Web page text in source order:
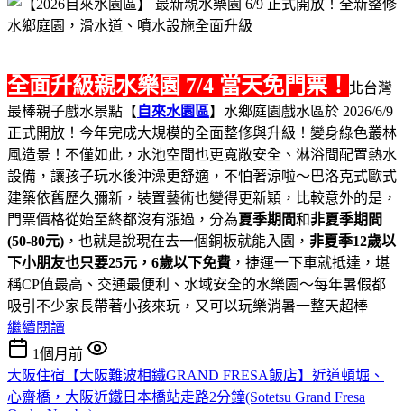
全面升級親水樂園 7/4 當天免門票！ 北台灣
最棒親子戲水景點【 自來水園區】水鄉庭園戲水區於 2026/6/9
正式開放！今年完成大規模的全面整修與升級！變身綠色叢林
風造景！不僅如此，水池空間也更寬敞安全、淋浴間配置熱水
設備，讓孩子玩水後沖澡更舒適，不怕著涼啦～巴洛克式歐式
建築依舊歷久彌新，裝置藝術也變得更新穎，比較意外的是，
門票價格從始至終都沒有漲過，分為夏季期間和非夏季期間
(50-80元) ，也就是說現在去一個銅板就能入園， 非夏季12歲以
下小朋友也只要25元，6歲以下免費 ，捷運一下車就抵達，堪
稱CP值最高、交通最便利、水域安全的水樂園～每年暑假都
吸引不少家長帶著小孩來玩，又可以玩樂消暑一整天超棒
繼續閱讀
1個月前
大阪住宿【大阪難波相鐵GRAND FRESA飯店】近道頓堀、
心齋橋，大阪近鐵日本橋站走路2分鐘(Sotetsu Grand Fresa